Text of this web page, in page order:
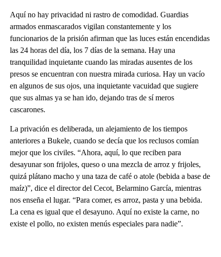
Aquí no hay privacidad ni rastro de comodidad. Guardias
armados enmascarados vigilan constantemente y los
funcionarios de la prisión afirman que las luces están encendidas
las 24 horas del día, los 7 días de la semana. Hay una
tranquilidad inquietante cuando las miradas ausentes de los
presos se encuentran con nuestra mirada curiosa. Hay un vacío
en algunos de sus ojos, una inquietante vacuidad que sugiere
que sus almas ya se han ido, dejando tras de sí meros
cascarones.
La privación es deliberada, un alejamiento de los tiempos
anteriores a Bukele, cuando se decía que los reclusos comían
mejor que los civiles. “Ahora, aquí, lo que reciben para
desayunar son frijoles, queso o una mezcla de arroz y frijoles,
quizá plátano macho y una taza de café o atole (bebida a base de
maíz)”, dice el director del Cecot, Belarmino García, mientras
nos enseña el lugar. “Para comer, es arroz, pasta y una bebida.
La cena es igual que el desayuno. Aquí no existe la carne, no
existe el pollo, no existen menús especiales para nadie”.